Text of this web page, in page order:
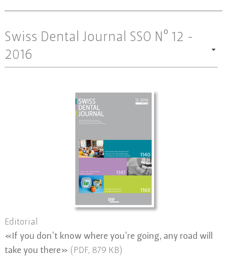
Swiss Dental Journal SSO Nº 12 -
2016
Editorial
«If you don’t know where you’re going, any road will
take you there» (PDF, 879 KB)